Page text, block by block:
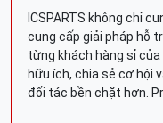
ICSPARTS không chỉ
cung cấp giải pháp hỗ
từng khách hàng sỉ
hữu ích, chia sẻ cơ hội
đối tác bền chặt hơn.